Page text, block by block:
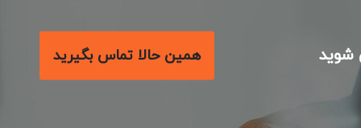
همین حالا تماس بگیرید